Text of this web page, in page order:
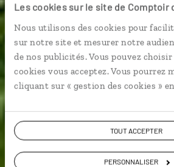
Les cookies sur le site de Comptoir
Nous utilisons des cookies pour
sur notre site et mesurer notre
de nos publicités. Vous pouvez
cookies vous acceptez. Vous pourrez
cliquant sur « gestion des cookies »
TOUT ACCEPTER
PERSONNALISER
Voyage
VOIR NOS 3 IDÉES DE VOYAGE